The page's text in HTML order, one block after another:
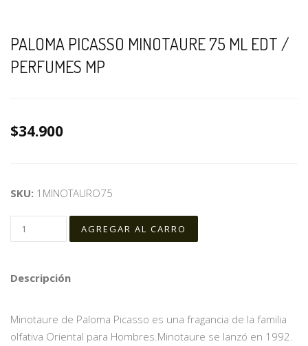
PALOMA PICASSO MINOTAURE 75 ML EDT /
PERFUMES MP
$34.900
SKU: 1MINOTAURO75
Descripción
Minotaure de Paloma Picasso es una fragancia de la familia
olfativa Oriental para Hombres.Minotaure se lanzó en 1992.